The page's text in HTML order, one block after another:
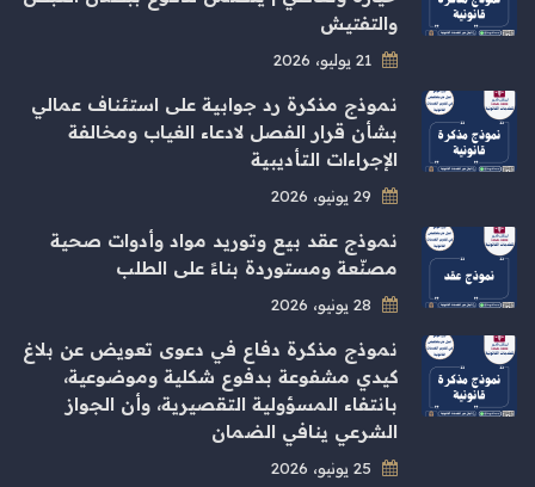
والتفتيش
نموذج مذكرة رد جوابية على استئناف عمالي
بشأن قرار الفصل لادعاء الغياب ومخالفة
الإجراءات التأديبية
نموذج عقد بيع وتوريد مواد وأدوات صحية
مصنّعة ومستوردة بناءً على الطلب
نموذج مذكرة دفاع في دعوى تعويض عن بلاغ
كيدي مشفوعة بدفوع شكلية وموضوعية،
بانتفاء المسؤولية التقصيرية، وأن الجواز
الشرعي ينافي الضمان